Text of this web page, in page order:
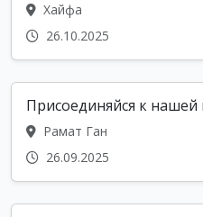
Хайфа
26.10.2025
Присоединяйся к
Рамат Ган
26.09.2025